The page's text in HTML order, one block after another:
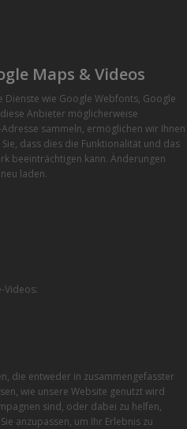
Maps & Videos
Dienste wie Google Webfonts, Google
Anbieter möglicherweise
sammeln, ermöglichen wir Ihnen
dass dies die Funktionalität und das
beeinträchtigen kann. Änderungen
laden.
Videos:
die entweder in zusammengefasster
wie unsere Website genutzt wird
sind, oder dabei zu helfen,
anzupassen, um Ihr Erlebnis zu